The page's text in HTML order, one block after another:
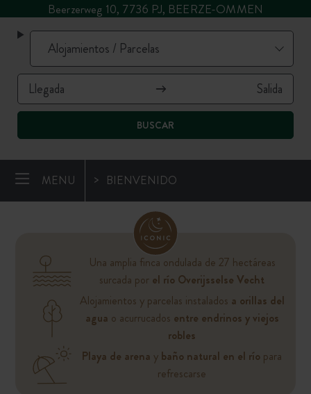
BUSCAR
Beerzerweg 10, 7736 PJ, BEERZE-OMMEN
MENU BIENVENIDO
Una amplia finca ondulada de 27 hectáreas
surcada por el río Overijsselse Vecht
Alojamientos y parcelas instalados a orillas del
agua o acurrucados entre endrinos y viejos
robles
Playa de arena y baño natural en el río para
refrescarse